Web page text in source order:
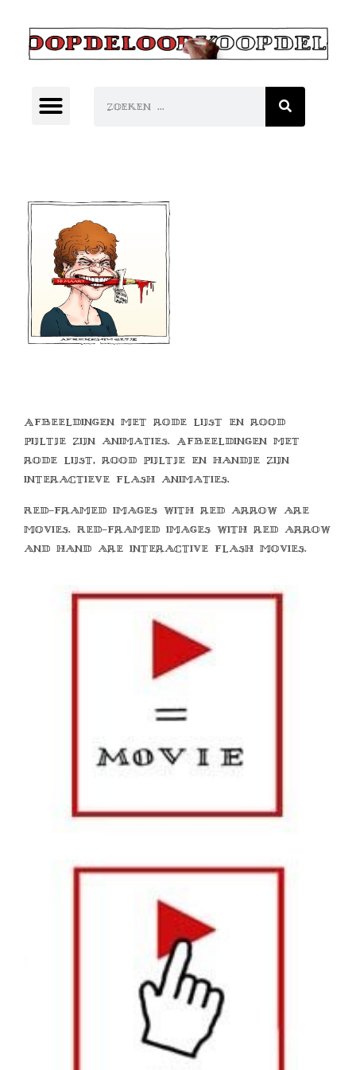
Afbeeldingen met rode lijst en rood
pijltje zijn animaties. Afbeeldingen met
rode lijst, rood pijltje en handje zijn
interactieve flash animaties.
Red-framed images with red arrow are
movies. Red-framed images with red arrow
and hand are interactive flash movies.